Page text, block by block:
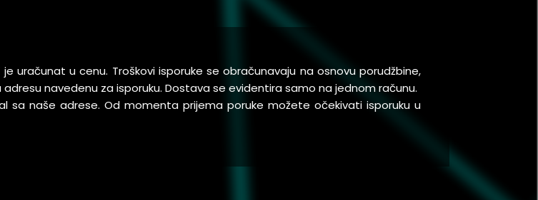
uračunat u cenu. Troškovi isporuke se obračunavaju na osnovu porudžbine,
navedenu za isporuku. Dostava se evidentira samo na jednom računu.
sa naše adrese. Od momenta prijema poruke možete očekivati isporuku u